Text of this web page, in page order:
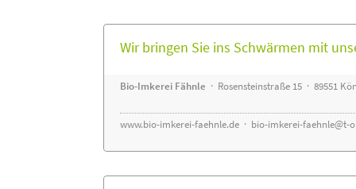
Wir bringen Sie ins Schwärmen mit
Bio-Imkerei Fähnle · Rosensteinstraße 15 · 89551
www.bio-imkerei-faehnle.de · bio-imkerei-faehnle@t-